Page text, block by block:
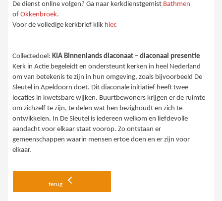
De dienst online volgen? Ga naar kerkdienstgemist Bathmen
ofOkkenbroek.
Voor de volledige kerkbrief klik hier.
Collectedoel:KIA Binnenlands diaconaat – diaconaal presentie
Kerk in Actie begeleidt en ondersteunt kerken in heel Nederland
om van betekenis te zijn in hun omgeving, zoals bijvoorbeeld De
Sleutel in Apeldoorn doet. Dit diaconale initiatief heeft twee
locaties in kwetsbare wijken. Buurtbewoners krijgen er de ruimte
om zichzelf te zijn, te delen wat hen bezighoudt en zich te
ontwikkelen. In De Sleutel is iedereen welkom en liefdevolle
aandacht voor elkaar staat voorop. Zo ontstaan er
gemeenschappen waarin mensen ertoe doen en er zijn voor
elkaar.
terug